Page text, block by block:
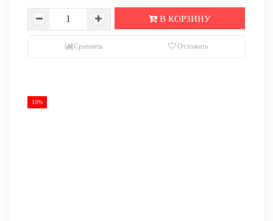
В КОРЗИНУ
Сравнить Отложить
10%